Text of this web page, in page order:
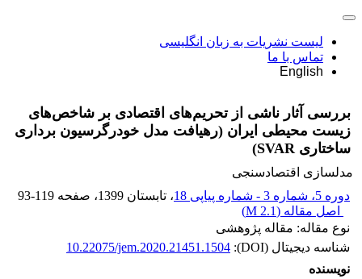
لیست نشریات به زبان انگلیسی
تماس با ما
English
بررسی آثار ناشی از تحریم‌های اقتصادی بر شاخص‌های
زیست محیطی ایران (رهیافت مدل خودرگرسیون برداری
ساختاری SVAR)
مدلسازی اقتصادسنجی
دوره 5، شماره 3 - شماره پیاپی 18
، تابستان 1399 ، صفحه 93-119
اصل مقاله (2.1 M
)
نوع مقاله: مقاله پژوهشی
شناسه دیجیتال (DOI):
10.22075/jem.2020.21451.1504
نویسنده